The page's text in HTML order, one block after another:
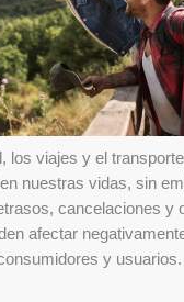
los viajes y el
nuestras vidas, sin
cancelaciones y
afectar
y usuarios.